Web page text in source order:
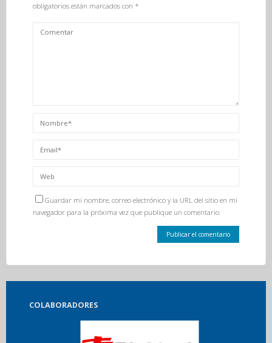
obligatorios están marcados con *
Guardar mi nombre, correo electrónico y la URL del sitio en mi
navegador para la próxima vez que publique un comentario.
COLABORADORES